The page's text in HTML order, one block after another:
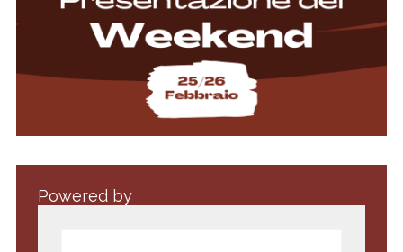
Powered by